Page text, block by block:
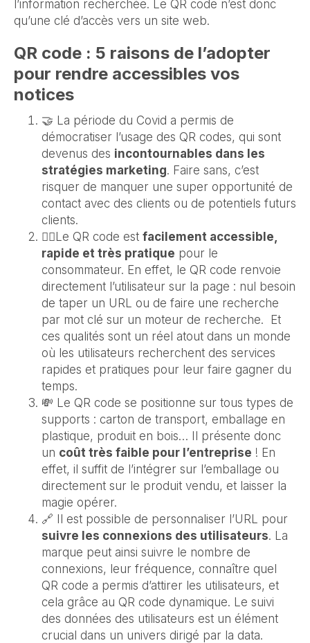
l’information recherchée. Le QR code n’est donc
qu’une clé d’accès vers un site web.
QR code : 5 raisons de l’adopter
pour rendre accessibles vos
notices
🤝 La période du Covid a permis de
démocratiser l’usage des QR codes, qui sont
devenus des incontournables dans les
stratégies marketing. Faire sans, c’est
risquer de manquer une super opportunité de
contact avec des clients ou de potentiels futurs
clients.
🏃‍♀️Le QR code est facilement accessible,
rapide et très pratique pour le
consommateur. En effet, le QR code renvoie
directement l’utilisateur sur la page : nul besoin
de taper un URL ou de faire une recherche
par mot clé sur un moteur de recherche. Et
ces qualités sont un réel atout dans un monde
où les utilisateurs recherchent des services
rapides et pratiques pour leur faire gagner du
temps.
💸 Le QR code se positionne sur tous types de
supports : carton de transport, emballage en
plastique, produit en bois… Il présente donc
un coût très faible pour l’entreprise ! En
effet, il suffit de l’intégrer sur l’emballage ou
directement sur le produit vendu, et laisser la
magie opérer.
🔗 Il est possible de personnaliser l’URL pour
suivre les connexions des utilisateurs. La
marque peut ainsi suivre le nombre de
connexions, leur fréquence, connaître quel
QR code a permis d’attirer les utilisateurs, et
cela grâce au QR code dynamique. Le suivi
des données des utilisateurs est un élément
crucial dans un univers dirigé par la data.